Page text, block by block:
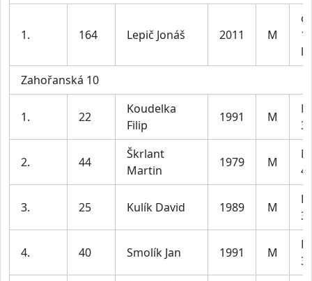
1. 164 Lepič Jonáš 2011 M
Zahořanská 10
1. 22
Koudelka
Filip
1991 M
2. 44
Škrlant
Martin
1979 M
3. 25 Kulík David 1989 M
4. 40 Smolík Jan 1991 M